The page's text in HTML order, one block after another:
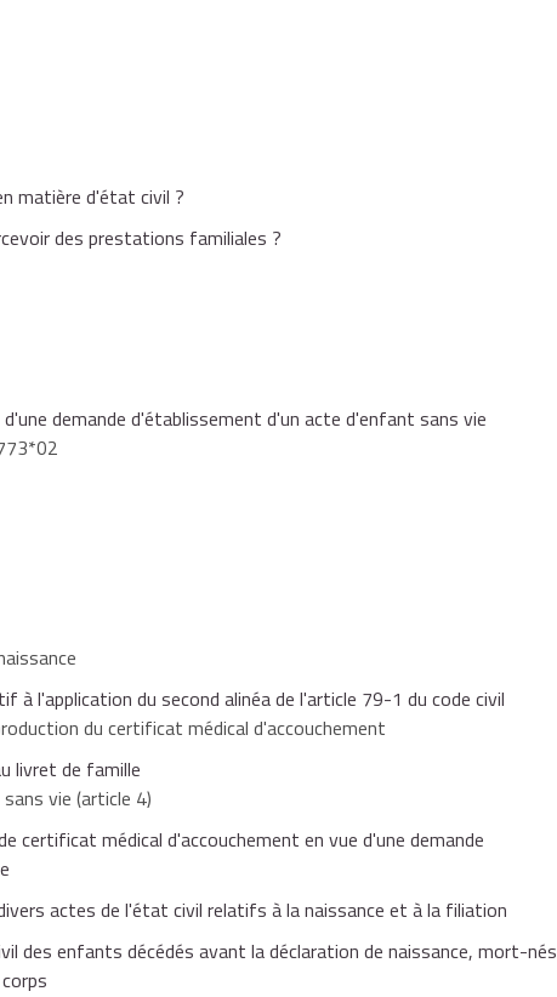
et de son décès.
matière d'état civil ?
des prestations familiales ?
demande d'établissement d'un acte d'enfant sans vie
l'application du second alinéa de l'article 79-1 du code civil
du certificat médical d'accouchement
livret de famille
vie (article 4)
certificat médical d'accouchement en vue d'une demande
actes de l'état civil relatifs à la naissance et à la filiation
des enfants décédés avant la déclaration de naissance, mort-nés